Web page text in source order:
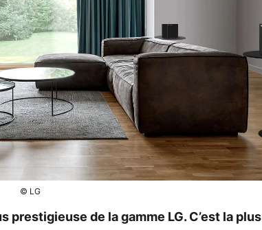
© LG
prestigieuse de la gamme LG. C’est la plus